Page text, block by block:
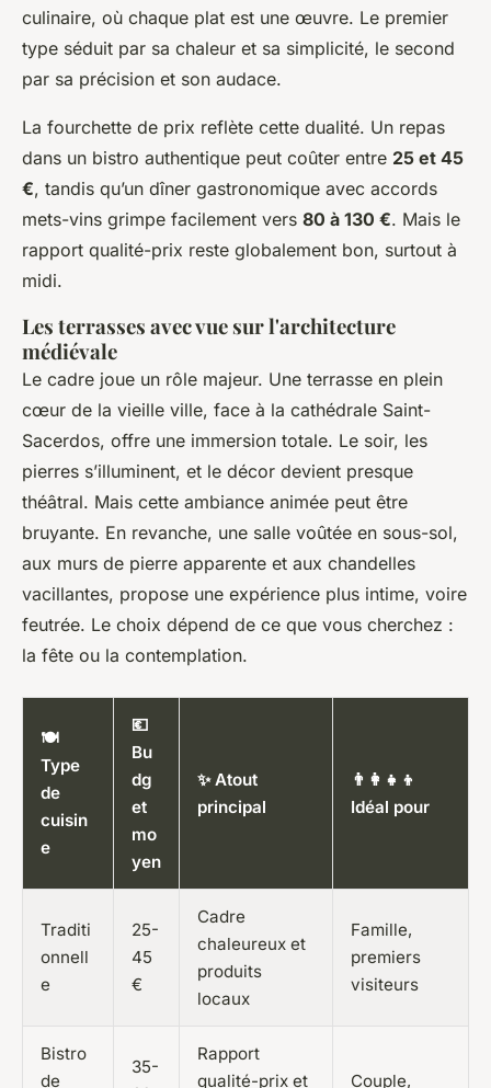
culinaire, où chaque plat est une œuvre. Le premier
type séduit par sa chaleur et sa simplicité, le second
par sa précision et son audace.
La fourchette de prix reflète cette dualité. Un repas
dans un bistro authentique peut coûter entre 25 et 45
€, tandis qu’un dîner gastronomique avec accords
mets-vins grimpe facilement vers 80 à 130 €. Mais le
rapport qualité-prix reste globalement bon, surtout à
midi.
Les terrasses avec vue sur l'architecture
médiévale
Le cadre joue un rôle majeur. Une terrasse en plein
cœur de la vieille ville, face à la cathédrale Saint-
Sacerdos, offre une immersion totale. Le soir, les
pierres s’illuminent, et le décor devient presque
théâtral. Mais cette ambiance animée peut être
bruyante. En revanche, une salle voûtée en sous-sol,
aux murs de pierre apparente et aux chandelles
vacillantes, propose une expérience plus intime, voire
feutrée. Le choix dépend de ce que vous cherchez :
la fête ou la contemplation.
🍽️
Type
de
cuisin
e
💶
Bu
dg
et
mo
yen
✨ Atout
principal
👨‍👩‍👧‍👦
Idéal pour
Traditi
onnell
e
25-
45
€
Cadre
chaleureux et
produits
locaux
Famille,
premiers
visiteurs
Bistro
de
35-
Rapport
qualité-prix et
Couple,